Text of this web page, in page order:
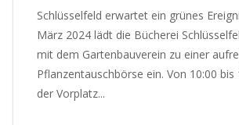
Schlüsselfeld erwartet ein grünes
März 2024 lädt die Bücherei
mit dem Gartenbauverein zu einer
Pflanzentauschbörse ein. Von 10:00 bis
der Vorplatz...